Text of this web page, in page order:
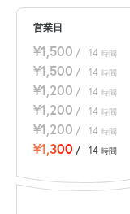
営業日
¥1,500 / 14 時間
¥1,500 / 14 時間
¥1,200 / 14 時間
¥1,200 / 14 時間
¥1,200 / 14 時間
¥1,300 / 14 時間